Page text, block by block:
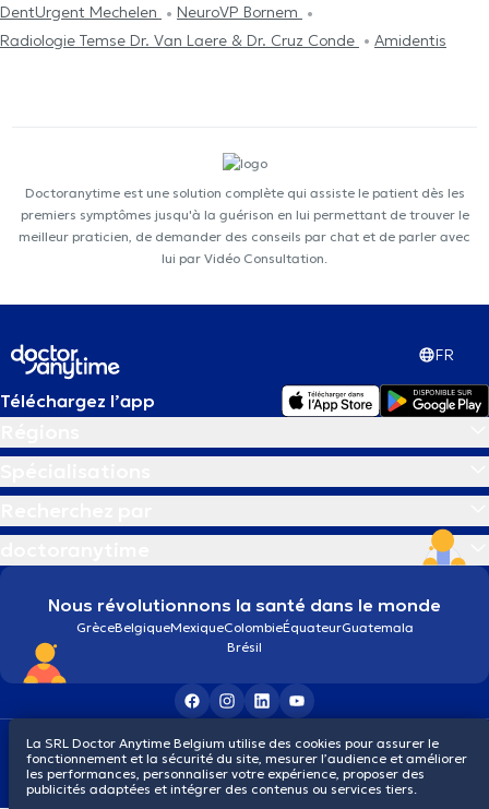
DentUrgent Mechelen
NeuroVP Bornem
Radiologie Temse Dr. Van Laere & Dr. Cruz Conde
Amidentis
Doctoranytime est une solution complète qui assiste le patient dès les
premiers symptômes jusqu'à la guérison en lui permettant de trouver le
meilleur praticien, de demander des conseils par chat et de parler avec
lui par Vidéo Consultation.
FR
Téléchargez l’app
Nous révolutionnons la santé dans le monde
GrèceBelgiqueMexiqueColombieÉquateurGuatemala
Brésil
Conditions généralesCookiesPolitique de confidentialité
© 2026 doctoranytime
La SRL Doctor Anytime Belgium utilise des cookies pour assurer le
fonctionnement et la sécurité du site, mesurer l’audience et améliorer
les performances, personnaliser votre expérience, proposer des
publicités adaptées et intégrer des contenus ou services tiers.